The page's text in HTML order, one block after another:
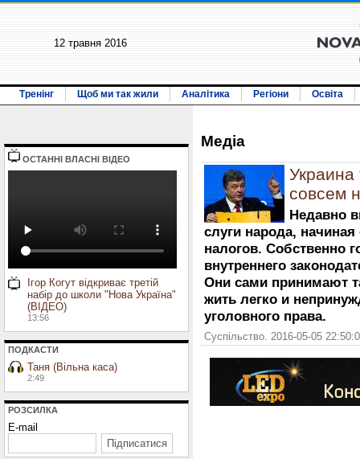
12 травня 2016
Тренінг Щоб ми так жили Аналітика Регіони Освіта
ОСТАННI ВЛАСНI ВIДЕО
Ігор Когут відкриває третій
набір до школи "Нова Україна"
(ВІДЕО)
13:56
ПОДКАСТИ
Таня (Вільна каса)
2:49
РОЗСИЛКА
E-mail
Медiа
совсем
Недавно
слуги народа,
налогов. Собственно
внутреннего
Они сами принимают
жить легко и
уголовного права.
Суспільство. 2016-05-05